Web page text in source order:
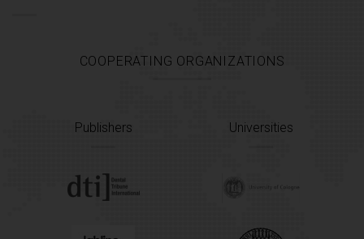
COOPERATING ORGANIZATIONS
Publishers Universities